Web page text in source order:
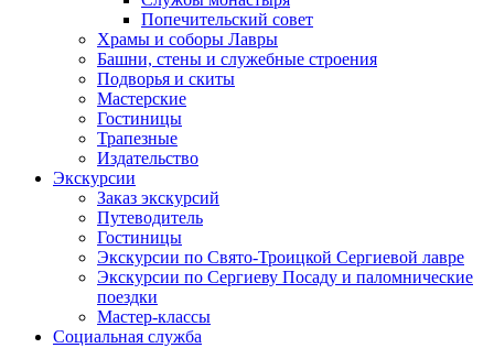
Попечительский совет
Храмы и соборы Лавры
Башни, стены и служебные строения
Подворья и скиты
Мастерские
Гостиницы
Трапезные
Издательство
Экскурсии
Заказ экскурсий
Путеводитель
Гостиницы
Экскурсии по Свято-Троицкой Сергиевой лавре
Экскурсии по Сергиеву Посаду и паломнические
поездки
Мастер-классы
Социальная служба